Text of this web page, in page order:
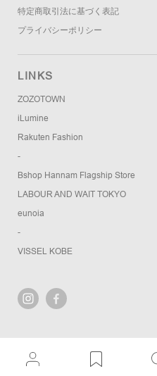
特定商取引法に基づく表記
プライバシーポリシー
LINKS
ZOZOTOWN
iLumine
Rakuten Fashion
-
Bshop Hannam Flagship Store
LABOUR AND WAIT TOKYO
eunoia
-
VISSEL KOBE